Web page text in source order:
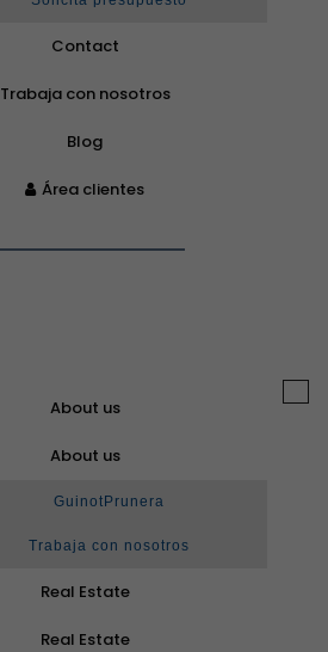
Contact
Trabaja con nosotros
Blog
Área clientes
About us
About us
GuinotPrunera
Trabaja con nosotros
Real Estate
Real Estate